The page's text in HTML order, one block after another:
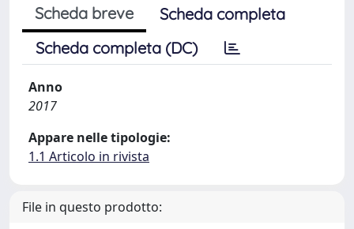
Scheda breve
Scheda completa
Scheda completa (DC)
Anno
2017
Appare nelle tipologie:
1.1 Articolo in rivista
File in questo prodotto: